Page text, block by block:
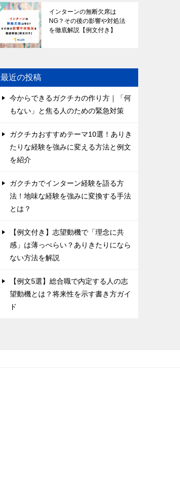
インターンの無断欠席は
NG？その後の影響や対処法
を徹底解説【例文付き】
最近の投稿
今からできるガクチカの作り方｜「何
もない」と焦る人のための緊急対策
ガクチカおすすめテーマ10選！ありき
たりな経験を強みに変える方法と例文
を紹介
ガクチカでインターン経験を語る方
法！地味な経験を強みに変換する手法
とは？
【例文付き】志望動機で「理念に共
感」は薄っぺらい？ありきたりになら
ない方法を解説
【例文5選】総合職で内定する人の志
望動機とは？将来性を示す書き方ガイ
ド